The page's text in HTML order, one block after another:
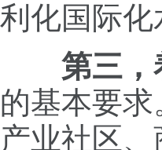
利化国际
第三，
的基本要
产业社区